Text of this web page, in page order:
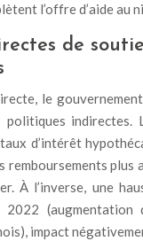
l’offre d’aide au
de
le
politiques indirectes.
d’intérêt
remboursements plus
À l’inverse, une
2022
impact